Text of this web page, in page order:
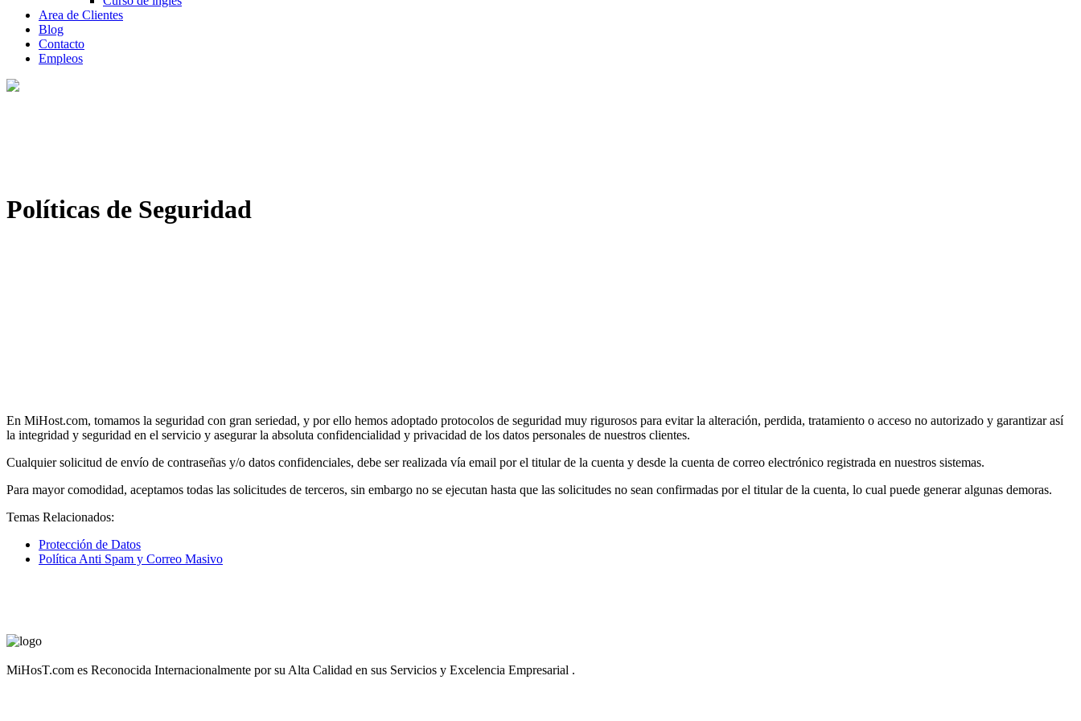
Area de Clientes
Blog
Contacto
Empleos
Políticas de Seguridad
En MiHost.com, tomamos la seguridad con gran seriedad, y por ello hemos adoptado protocolos de seguridad muy rigurosos para evitar la alteración, perdida, tratamiento o acceso no autorizado y garantizar así
la integridad y seguridad en el servicio y asegurar la absoluta confidencialidad y privacidad de los datos personales de nuestros clientes.
Cualquier solicitud de envío de contraseñas y/o datos confidenciales, debe ser realizada vía email por el titular de la cuenta y desde la cuenta de correo electrónico registrada en nuestros sistemas.
Para mayor comodidad, aceptamos todas las solicitudes de terceros, sin embargo no se ejecutan hasta que las solicitudes no sean confirmadas por el titular de la cuenta, lo cual puede generar algunas demoras.
Temas Relacionados:
Protección de Datos
Política Anti Spam y Correo Masivo
MiHosT.com es Reconocida Internacionalmente por su Alta Calidad en sus Servicios y Excelencia Empresarial .